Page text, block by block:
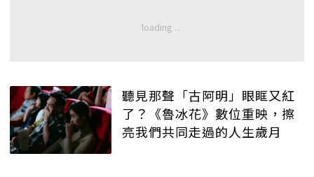
聽見那聲「古阿明」眼眶又紅
了？《魯冰花》數位重映，擦
亮我們共同走過的人生歲月